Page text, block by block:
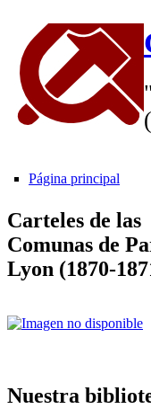
Página principal
Carteles de las
Comunas de
Lyon (1870-
Nuestra